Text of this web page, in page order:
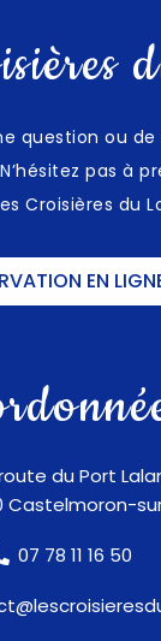
question ou
pas à
Croisières du
EN
du Port
Castelmoron-
07 78 11 16 50